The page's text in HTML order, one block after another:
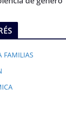
FAMILIAS